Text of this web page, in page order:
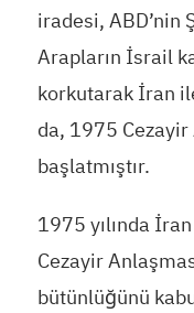
iradesi, ABD’nin
Arapların İsrail
korkutarak İran
da, 1975 Cezayir
başlatmıştır.
1975 yılında
Cezayir
bütünlüğünü